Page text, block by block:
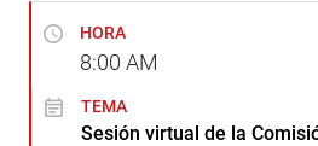
HORA
8:00 AM
TEMA
Sesión virtual de la